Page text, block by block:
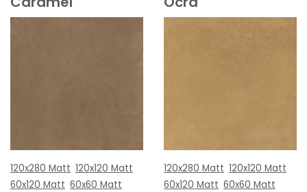
120x280 Matt 120x120 Matt
60x120 Matt 60x60 Matt
120x280 Matt 120x120 Matt
60x120 Matt 60x60 Matt